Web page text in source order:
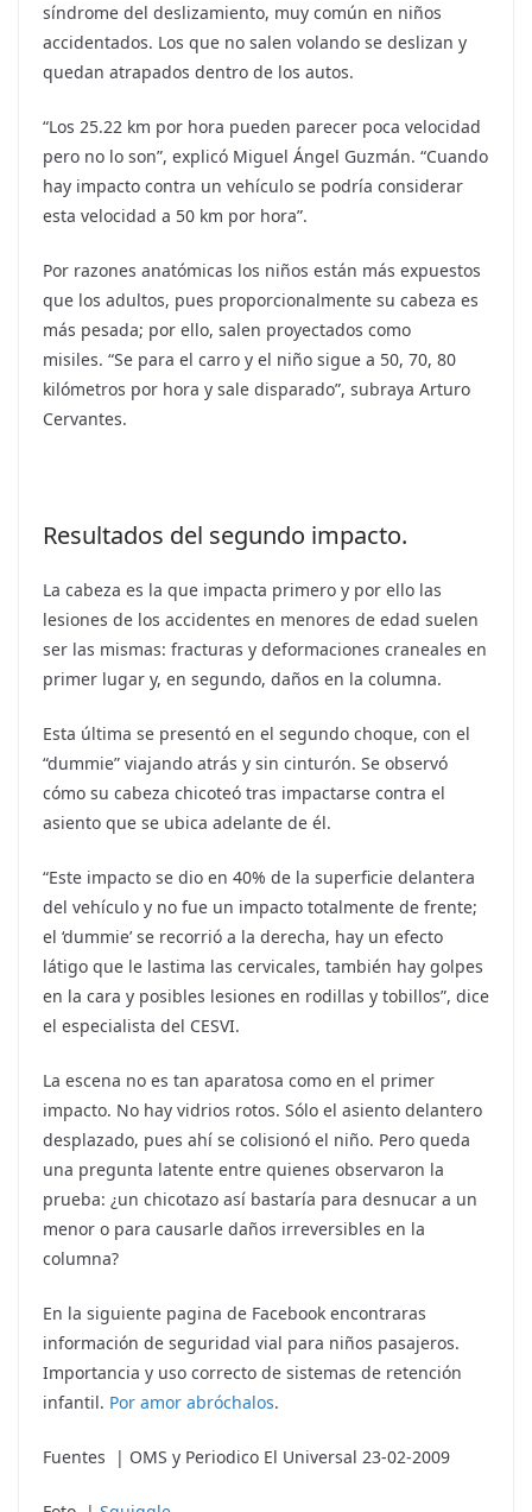
síndrome del deslizamiento, muy común en niños
accidentados. Los que no salen volando se deslizan y
quedan atrapados dentro de los autos.
“Los 25.22 km por hora pueden parecer poca velocidad
pero no lo son”, explicó Miguel Ángel Guzmán. “Cuando
hay impacto contra un vehículo se podría considerar
esta velocidad a 50 km por hora”.
Por razones anatómicas los niños están más expuestos
que los adultos, pues proporcionalmente su cabeza es
más pesada; por ello, salen proyectados como
misiles. “Se para el carro y el niño sigue a 50, 70, 80
kilómetros por hora y sale disparado”, subraya Arturo
Cervantes.
Resultados del segundo impacto.
La cabeza es la que impacta primero y por ello las
lesiones de los accidentes en menores de edad suelen
ser las mismas: fracturas y deformaciones craneales en
primer lugar y, en segundo, daños en la columna.
Esta última se presentó en el segundo choque, con el
“dummie” viajando atrás y sin cinturón. Se observó
cómo su cabeza chicoteó tras impactarse contra el
asiento que se ubica adelante de él.
“Este impacto se dio en 40% de la superficie delantera
del vehículo y no fue un impacto totalmente de frente;
el ‘dummie’ se recorrió a la derecha, hay un efecto
látigo que le lastima las cervicales, también hay golpes
en la cara y posibles lesiones en rodillas y tobillos”, dice
el especialista del CESVI.
La escena no es tan aparatosa como en el primer
impacto. No hay vidrios rotos. Sólo el asiento delantero
desplazado, pues ahí se colisionó el niño. Pero queda
una pregunta latente entre quienes observaron la
prueba: ¿un chicotazo así bastaría para desnucar a un
menor o para causarle daños irreversibles en la
columna?
En la siguiente pagina de Facebook encontraras
información de seguridad vial para niños pasajeros.
Importancia y uso correcto de sistemas de retención
infantil. Por amor abróchalos.
Fuentes | OMS y Periodico El Universal 23-02-2009